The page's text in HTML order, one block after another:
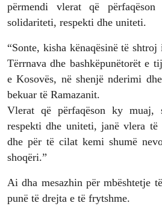
përmendi vlerat që
solidariteti, respekti dhe uniteti.
“Sonte, kisha kënaqësinë të
Tërrnava dhe bashkëpunëtorët e
e Kosovës, në shenjë nderimi
bekuar të Ramazanit.
Vlerat që përfaqëson ky muaj,
respekti dhe uniteti, janë vlera
dhe për të cilat kemi shumë
shoqëri.”
Ai dha mesazhin për mbështetje
punë të drejta e të frytshme.